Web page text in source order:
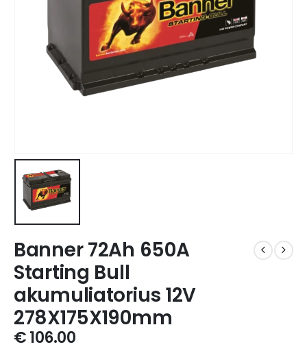
Banner 72Ah 650A
Starting Bull
akumuliatorius 12V
278X175X190mm
€106.00